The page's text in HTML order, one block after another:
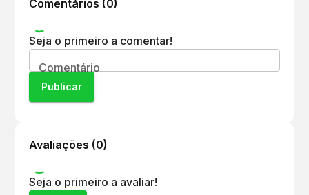
Comentários (0)
Seja o primeiro a comentar!
Comentário
Publicar
Avaliações (0)
Seja o primeiro a avaliar!